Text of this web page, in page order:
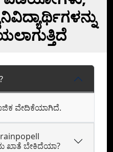
ವೇದಿಕೆಯಾಗಿದೆ.
ಬೇಕಿದೆಯಾ?